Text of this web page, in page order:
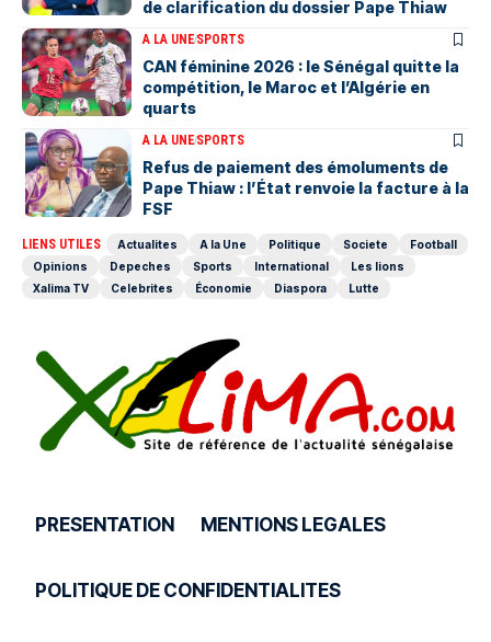
de clarification du dossier Pape Thiaw
A LA UNESPORTS
‎CAN féminine 2026 : le Sénégal quitte la
compétition, le Maroc et l’Algérie en
quarts
A LA UNESPORTS
Refus de paiement des émoluments de
Pape Thiaw : l’État renvoie la facture à la
FSF
LIENS UTILES Actualites A la Une Politique Societe
Football
Opinions
Depeches Sports International
Les lions
Xalima TV
Celebrites Économie Diaspora Lutte
PRESENTATION MENTIONS LEGALES
POLITIQUE DE CONFIDENTIALITES